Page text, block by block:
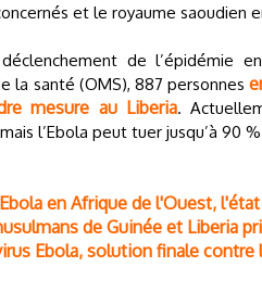
et le royaume saoudien
de l’épidémie
la santé (OMS), 887 personnes
mesure au Liberia.
l’Ebola peut tuer jusqu’à 90
en Afrique de l'Ouest,
de Guinée et Liberia
Ebola, solution finale contre